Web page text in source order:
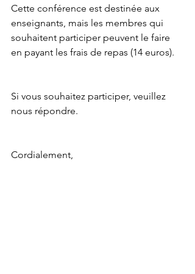
Cette conférence est destinée aux
enseignants, mais les membres qui
souhaitent participer peuvent le faire
en payant les frais de repas (14 euros).
Si vous souhaitez participer, veuillez
nous répondre.
Cordialement,